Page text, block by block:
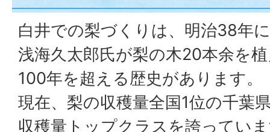
白井での梨づくりは、明治38年
浅海久太郎氏が梨の木20本余を
100年を超える歴史があります。
現在、梨の収穫量全国1位の千葉
収穫量トップクラスを誇ってい